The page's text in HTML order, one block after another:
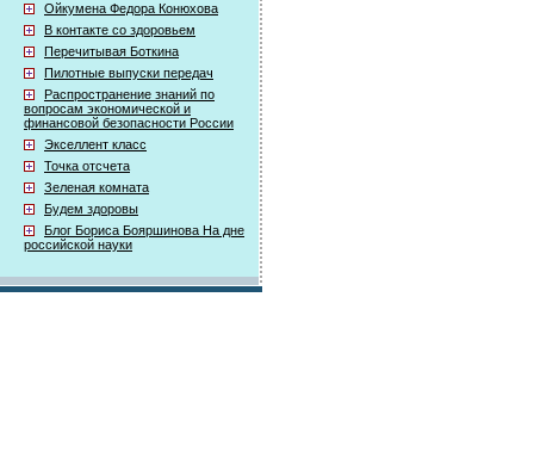
Ойкумена Федора Конюхова
В контакте со здоровьем
Перечитывая Боткина
Пилотные выпуски передач
Распространение знаний по
вопросам экономической и
финансовой безопасности России
Экселлент класс
Точка отсчета
Зеленая комната
Будем здоровы
Блог Бориса Бояршинова На дне
российской науки